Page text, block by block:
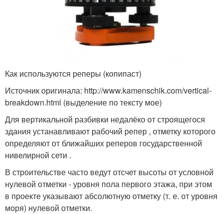
Как используются реперы (копипаст)
Источник оригинала: http://www.kamenschik.com/vertical-
breakdown.html (выделение по тексту мое)
Для вертикальной разбивки недалёко от строящегося
здания устанавливают рабочий репер , отметку которого
определяют от ближайших реперов государственной
нивелирной сети .
В строительстве часто ведут отсчет высоты от условной
нулевой отметки - уровня пола первого этажа, при этом
в проекте указывают абсолютную отметку (т. е. от уровня
моря) нулевой отметки.